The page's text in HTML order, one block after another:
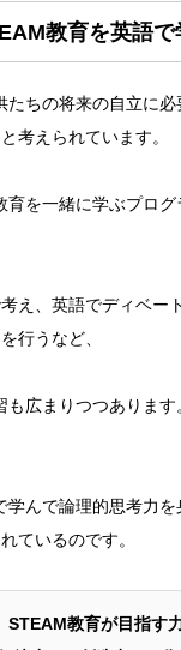
教育を英語で
ちの将来の自立に必
考えられています。
育を一緒に学ぶプロ
え、英語でディベー
行うなど、
も広まりつつありま
学んで論理的思考力
ているのです。
STEAM教育が目指す